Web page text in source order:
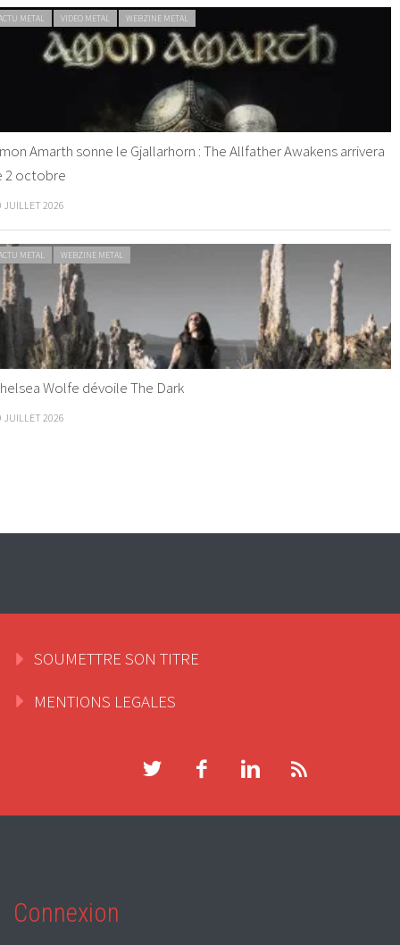
METAL VIDEO METAL WEBZINE METAL
Amarth sonne le Gjallarhorn : The Allfather Awakens arrivera
2 octobre
JUILLET 2026
METAL WEBZINE METAL
Wolfe dévoile The Dark
JUILLET 2026
SOUMETTRE SON TITRE
MENTIONS LEGALES
Connexion